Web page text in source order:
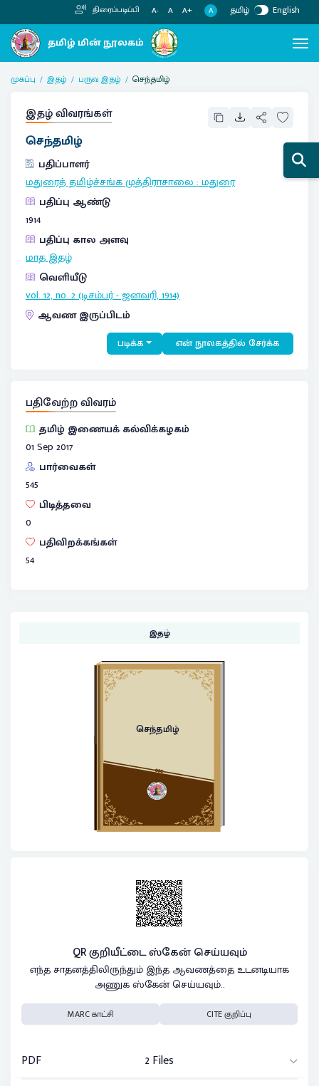
திரைப்படிப்பி A- A A+ A தமிழ் English
முகப்பு இதழ் பருவ இதழ் செந்தமிழ்
இதழ் விவரங்கள்
செந்தமிழ்
பதிப்பாளர்
மதுரைத் தமிழ்ச்சங்க முத்திராசாலை:மதுரை
பதிப்பு ஆண்டு
1914
பதிப்பு கால அளவு
மாத இதழ்
வெளியீடு
vol. 12, no. 2 (டிசம்பர் - ஜனவரி, 1914)
ஆவண இருப்பிடம்
படிக்க என் நூலகத்தில் சேர்க்க
பதிவேற்ற விவரம்
தமிழ் இணையக் கல்விக்கழகம்
01 Sep 2017
பார்வைகள்
545
பிடித்தவை
0
பதிவிறக்கங்கள்
54
இதழ்
செந்தமிழ்
QR குறியீட்டை ஸ்கேன் செய்யவும்
எந்த சாதனத்திலிருந்தும் இந்த ஆவணத்தை உடனடியாக
அணுக ஸ்கேன் செய்யவும்..
MARC காட்சி CITE குறிப்பு
PDF
2 Files